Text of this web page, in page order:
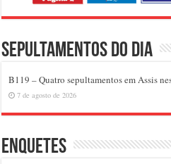
Sepultamentos do dia
B119 – Quatro sepultamentos em Assis
7 de agosto de 2026
Enquetes